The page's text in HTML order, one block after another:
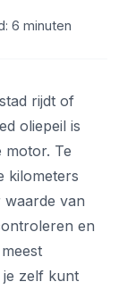
6 minuten
rijdt of
oliepeil is
motor. Te
kilometers
waarde van
en
je zelf kunt